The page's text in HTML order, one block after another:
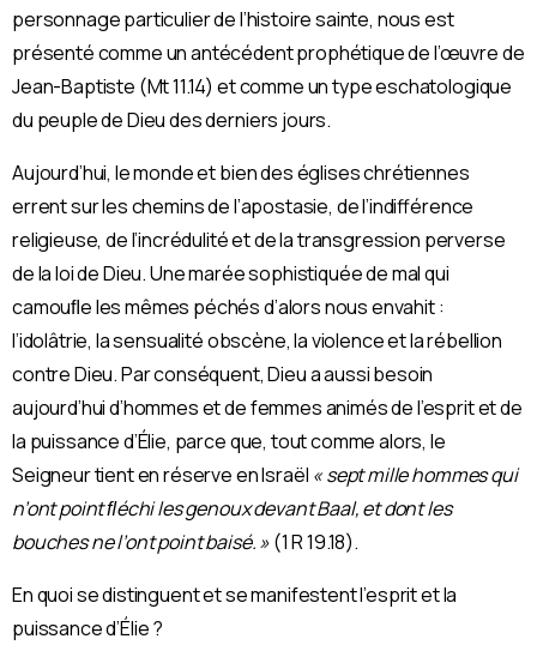
personnage particulier de l’histoire sainte, nous est
présenté comme un antécédent prophétique de l’œuvre de
Jean-Baptiste (Mt 11.14) et comme un type eschatologique
du peuple de Dieu des derniers jours.
Aujourd’hui, le monde et bien des églises chrétiennes
errent sur les chemins de l’apostasie, de l’indifférence
religieuse, de l’incrédulité et de la transgression perverse
de la loi de Dieu. Une marée sophistiquée de mal qui
camouﬂe les mêmes péchés d’alors nous envahit :
l’idolâtrie, la sensualité obscène, la violence et la rébellion
contre Dieu. Par conséquent, Dieu a aussi besoin
aujourd’hui d’hommes et de femmes animés de l’esprit et de
la puissance d’Élie, parce que, tout comme alors, le
Seigneur tient en réserve en Israël « sept mille hommes qui
n’ont point ﬂéchi les genoux devant Baal, et dont les
bouches ne l’ont point baisé. »(1 R 19.18).
En quoi se distinguent et se manifestent l’esprit et la
puissance d’Élie ?